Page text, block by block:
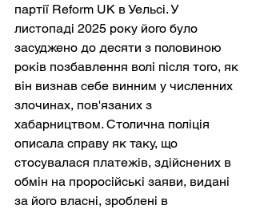
партії Reform UK в Уельсі. У
листопаді 2025 року його було
засуджено до десяти з половиною
років позбавлення волі після того, як
він визнав себе винним у численних
злочинах, пов'язаних з
хабарництвом. Столична поліція
описала справу як таку, що
стосувалася платежів, здійснених в
обмін на проросійські заяви, видані
за його власні, зроблені в